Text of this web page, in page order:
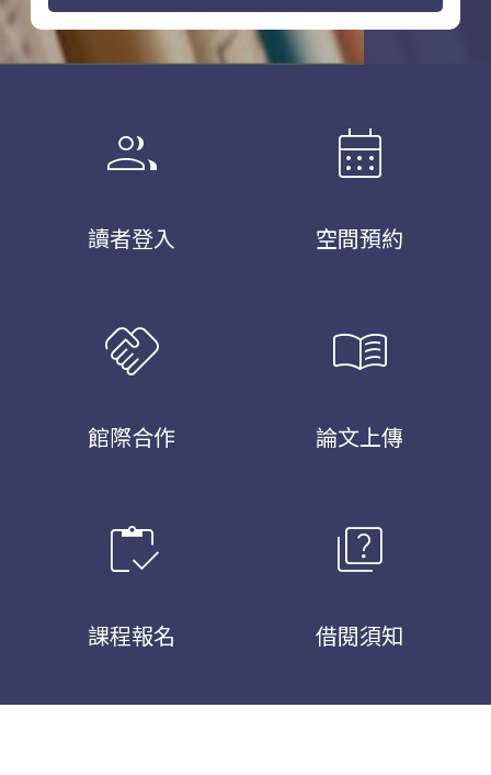
group
讀者登入
calendar_month
空間預約
handshake
館際合作
menu_book
論文上傳
inventory
課程報名
quiz
借閱須知